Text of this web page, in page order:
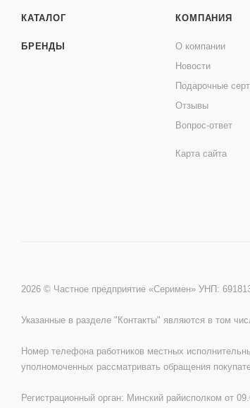
КАТАЛОГ
БРЕНДЫ
КОМПАНИЯ
О компании
Новости
Подарочные
Отзывы
Вопрос-ответ
Карта сайта
2026 © Частное предприятие «Серимен» УНП:
Указанные в разделе "Контакты" являются в том
Номер телефона работников местных
уполномоченных рассматривать обращения
Регистрационный орган: Минский райисполком от